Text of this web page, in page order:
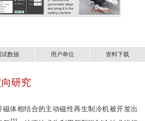
试数据 用户单位 资料下载
研究
体相结合的主动磁性再生制冷机被开发出
统-s-Laue/m-Laue.pdf